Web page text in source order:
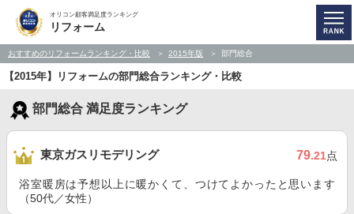
オリコン顧客満足度ランキング
リフォーム
おすすめのリフォームランキング・比較 2015年版 部門総合
【2015年】リフォームの部門総合ランキング・比較
部門総合 満足度ランキング
東京ガスリモデリング 79.21点
浴室暖房は予想以上に暖かくて、つけてよかったと思います
（50代／女性）